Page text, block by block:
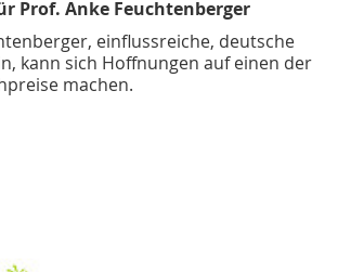
Prof. Anke Feuchtenberger
einflussreiche, deutsche
kann sich Hoffnungen auf einen der
machen.